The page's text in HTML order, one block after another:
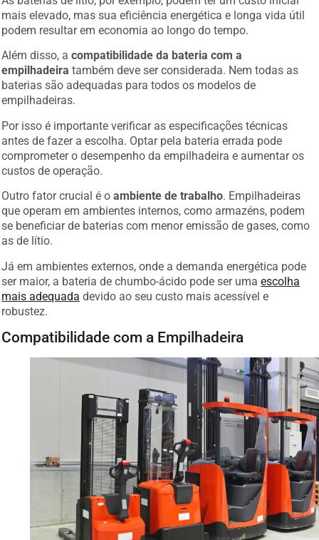
mais elevado, mas sua eficiência energética e longa vida útil
podem resultar em economia ao longo do tempo.
Além disso, a compatibilidade da bateria com a
empilhadeira também deve ser considerada. Nem todas as
baterias são adequadas para todos os modelos de
empilhadeiras.
Por isso é importante verificar as especificações técnicas
antes de fazer a escolha. Optar pela bateria errada pode
comprometer o desempenho da empilhadeira e aumentar os
custos de operação.
Outro fator crucial é o ambiente de trabalho . Empilhadeiras
que operam em ambientes internos, como armazéns, podem
se beneficiar de baterias com menor emissão de gases, como
as de lítio.
Já em ambientes externos, onde a demanda energética pode
ser maior, a bateria de chumbo-ácido pode ser uma
escolha
mais adequada
devido ao seu custo mais acessível e
robustez.
Compatibilidade com a Empilhadeira